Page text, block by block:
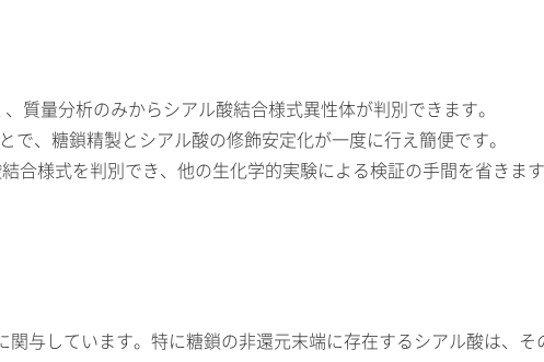
質量分析のみからシアル酸結合様式異性体が判別できます。
で、糖鎖精製とシアル酸の修飾安定化が一度に行え簡便です。
合様式を判別でき、他の生化学的実験による検証の手間を省きま
関与しています。特に糖鎖の非還元末端に存在するシアル酸は、